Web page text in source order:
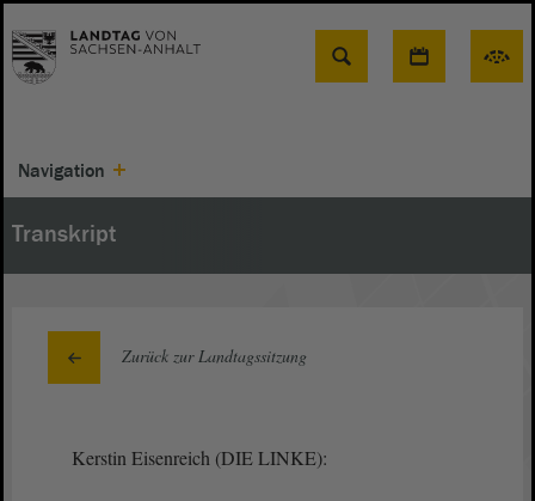
Suche
Navigation
Transkript
Zurück zur Landtagssitzung
Kerstin Eisenreich (DIE LINKE):